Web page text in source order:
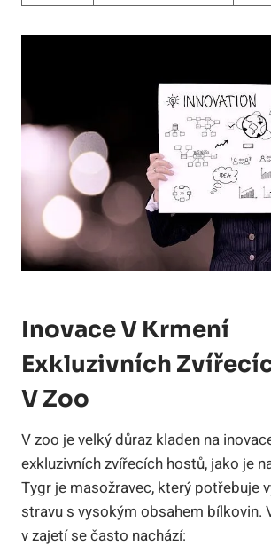
Inovace V Krmení
Exkluzivních
V Zoo
V zoo je velký důraz kladen na
exkluzivních zvířecích hostů, jako je
Tygr je masožravec, který potřebuje
stravu s vysokým obsahem bílkovin.
v zajetí se často nachází: